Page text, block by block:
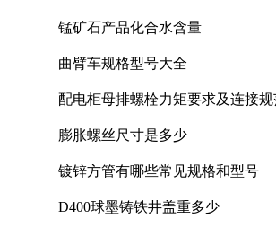
锰矿石产品化合水含量
曲臂车规格型号大全
配电柜母排螺栓力矩要求及连接
膨胀螺丝尺寸是多少
镀锌方管有哪些常见规格和型号
D400球墨铸铁井盖重多少